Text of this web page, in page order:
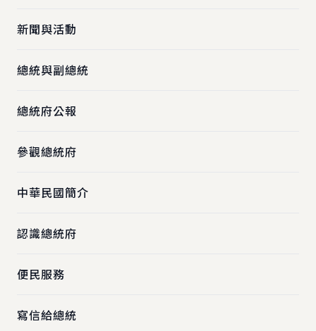
新聞與活動
總統與副總統
總統府公報
參觀總統府
中華民國簡介
認識總統府
便民服務
寫信給總統